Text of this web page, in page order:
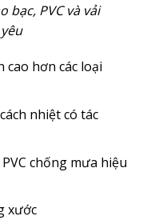
bạc, PVC và vải
cao hơn các loại
nhiệt có tác
chống mưa hiệu
xước